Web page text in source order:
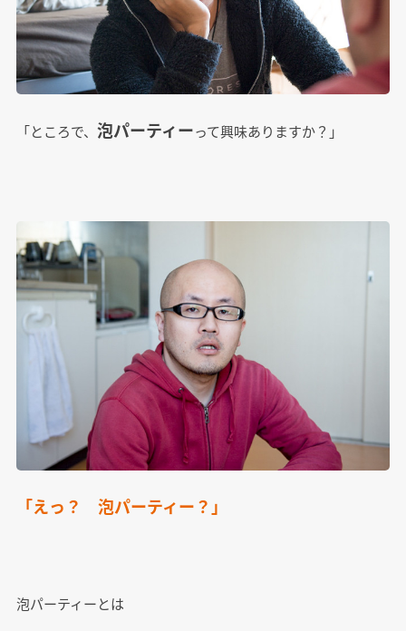
「ところで、 泡パーティーって興味ありますか？」
「えっ？ 泡パーティー？」
泡パーティーとは